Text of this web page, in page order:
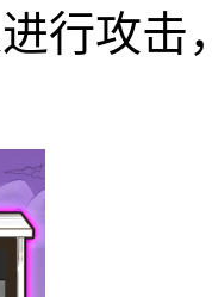
行攻